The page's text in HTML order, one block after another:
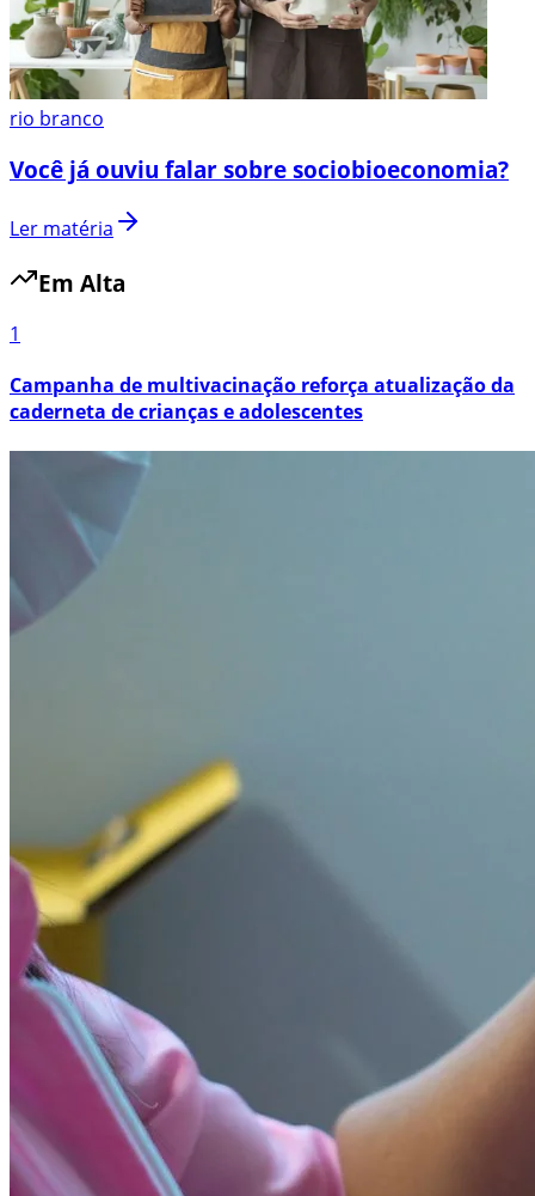
rio branco
Você já ouviu falar sobre sociobioeconomia?
Ler matéria
Em Alta
1
Campanha de multivacinação reforça atualização da
caderneta de crianças e adolescentes